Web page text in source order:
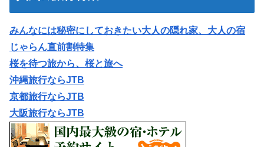
みんなには秘密にしておきたい大人の隠れ家、大人の宿
じゃらん直前割特集
桜を待つ旅から、桜と旅へ
沖縄旅行ならJTB
京都旅行ならJTB
大阪旅行ならJTB